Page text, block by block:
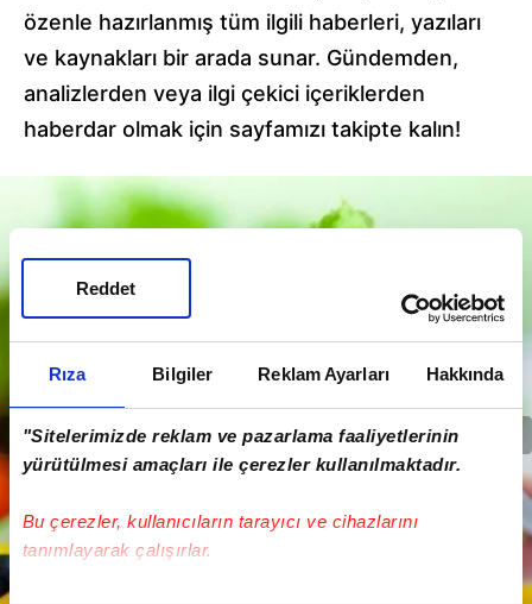
Rıza Bilgiler Reklam Ayarları Hakkında
"Sitelerimizde reklam ve pazarlama faaliyetlerinin
yürütülmesi amaçları ile çerezler kullanılmaktadır.
Bu çerezler, kullanıcıların tarayıcı ve cihazlarını
tanımlayarak çalışırlar.
Reddet
özenle hazırlanmış tüm ilgili haberleri, yazıları
ve kaynakları bir arada sunar. Gündemden,
analizlerden veya ilgi çekici içeriklerden
haberdar olmak için sayfamızı takipte kalın!